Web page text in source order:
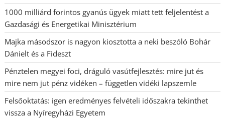
1000 milliárd forintos gyanús ügyek miatt tett feljelentést a
Gazdasági és Energetikai Minisztérium
Majka másodszor is nagyon kiosztotta a neki beszóló Bohár
Dánielt és a Fideszt
Pénztelen megyei foci, dráguló vasútfejlesztés: mire jut és
mire nem jut pénz vidéken – független vidéki lapszemle
Felsőoktatás: igen eredményes felvételi időszakra tekinthet
vissza a Nyíregyházi Egyetem